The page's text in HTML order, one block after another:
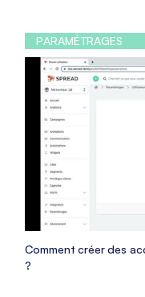
PARAMÉTRAGES
Comment créer des
?